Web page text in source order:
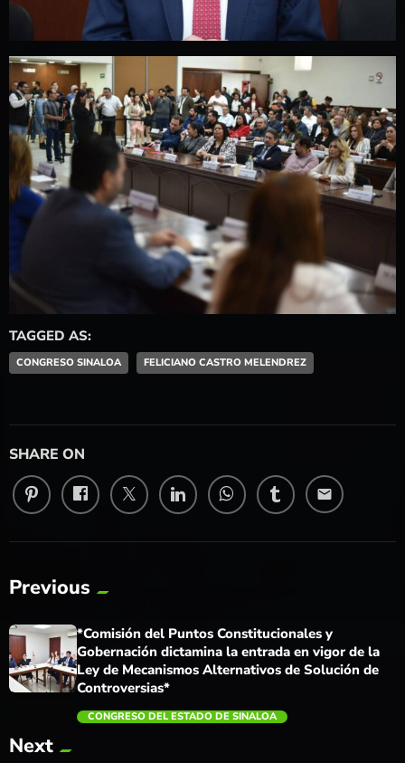
TAGGED AS:
CONGRESO SINALOA FELICIANO CASTRO MELENDREZ
SHARE ON
email
Previous
trending_flat
*Comisión del Puntos Constitucionales y
Gobernación dictamina la entrada en vigor de la
Ley de Mecanismos Alternativos de Solución de
Controversias*
CONGRESO DEL ESTADO DE SINALOA
Next